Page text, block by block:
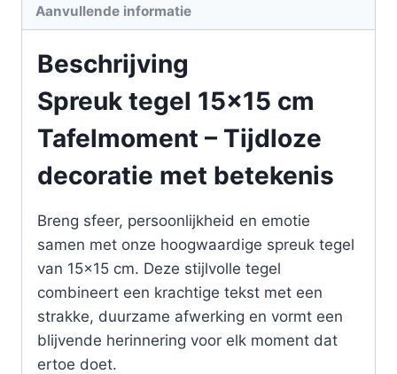
Aanvullende informatie
Beschrijving
Spreuk tegel 15×15 cm
Tafelmoment – Tijdloze
decoratie met betekenis
Breng sfeer, persoonlijkheid en emotie
samen met onze hoogwaardige spreuk tegel
van 15×15 cm. Deze stijlvolle tegel
combineert een krachtige tekst met een
strakke, duurzame afwerking en vormt een
blijvende herinnering voor elk moment dat
ertoe doet.